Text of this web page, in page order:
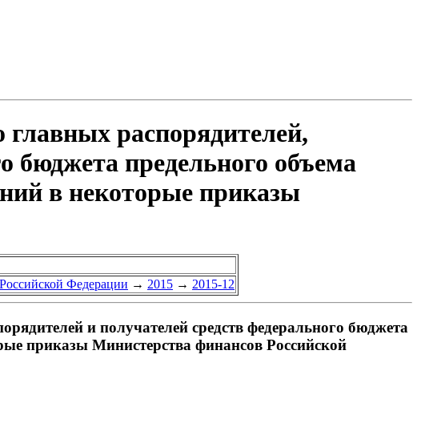
распорядителей,
бюджета предельного объема
в некоторые приказы
Федерации → 2015 → 2015-12
и получателей средств федерального бюджета
приказы Министерства финансов Российской